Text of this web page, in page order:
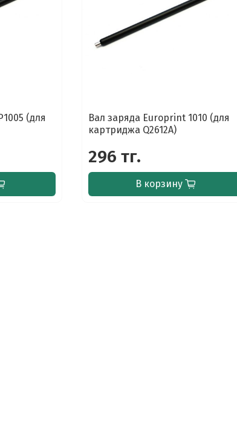
(для
Вал заряда Europrint 1010 (для
картриджа Q2612A)
296 тг.
В корзину